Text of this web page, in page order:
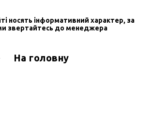
носять інформативний характер, за
звертайтесь до менеджера
На головну